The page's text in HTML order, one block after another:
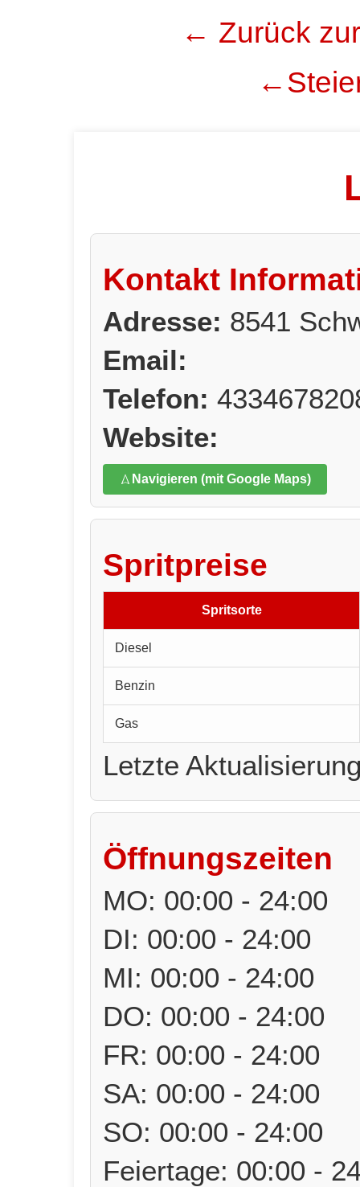
← Zurück
Kontakt
Adresse: 8541
Email:
Telefon:
Website:
Navigieren (mit Google Maps)
Spritpreise
Spritsorte
Diesel
Benzin
Gas
Letzte
Öffnungszeiten
MO: 00:00 - 24:00
DI: 00:00 - 24:00
MI: 00:00 - 24:00
DO: 00:00 - 24:00
FR: 00:00 - 24:00
SA: 00:00 - 24:00
SO: 00:00 - 24:00
Feiertage: 00:00 -